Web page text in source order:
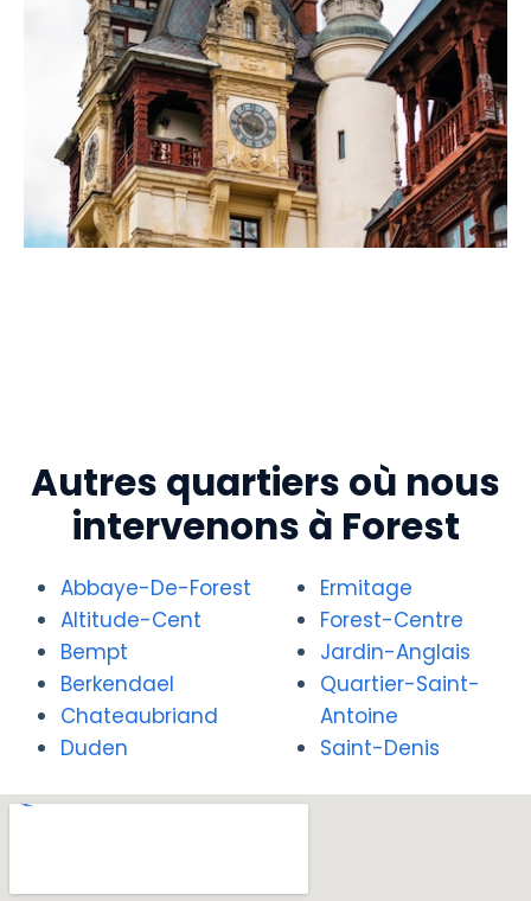
Autres quartiers où nous
intervenons à Forest
Abbaye-De-Forest
Altitude-Cent
Bempt
Berkendael
Chateaubriand
Duden
Ermitage
Forest-Centre
Jardin-Anglais
Quartier-Saint-
Antoine
Saint-Denis